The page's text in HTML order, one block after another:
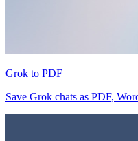
Grok to PDF
Save Grok chats as PDF,